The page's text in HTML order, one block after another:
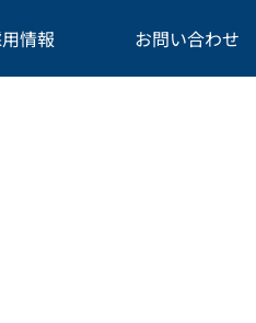
情報 お問い合わせ